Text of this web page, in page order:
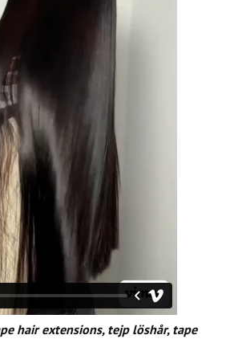
hair extensions, tejp löshår, tape